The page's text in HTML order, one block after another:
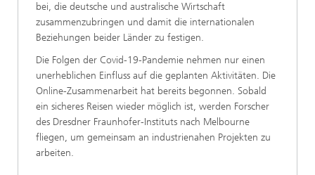
bei, die deutsche und australische Wirtschaft
zusammenzubringen und damit die internationalen
Beziehungen beider Länder zu festigen.
Die Folgen der Covid-19-Pandemie nehmen nur einen
unerheblichen Einfluss auf die geplanten Aktivitäten. Die
Online-Zusammenarbeit hat bereits begonnen. Sobald
ein sicheres Reisen wieder möglich ist, werden Forscher
des Dresdner Fraunhofer-Instituts nach Melbourne
fliegen, um gemeinsam an industrienahen Projekten zu
arbeiten.